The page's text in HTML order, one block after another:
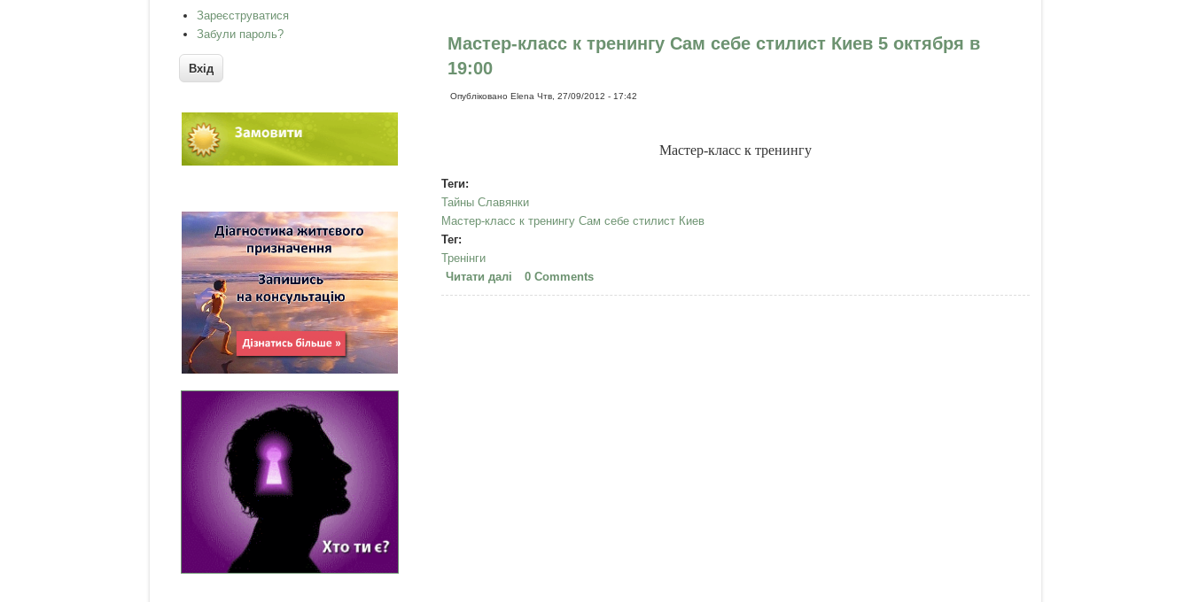
Мастер-класс к тренингу Сам себе стилист Киев 5 октября в
19:00
Опубліковано Elena Чтв, 27/09/2012 - 17:42
Мастер-класс к тренингу
Теги:
Тайны Славянки
Мастер-класс к тренингу Сам себе стилист Киев
Тег:
Тренінги
Читати далі про Мастер-класс к тренингу Сам себе стилист Киев 5 октября в 19:00
0 Comments
Зареєструватися
Забули пароль?